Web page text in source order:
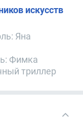
искусств
Яна
Фимка
триллер